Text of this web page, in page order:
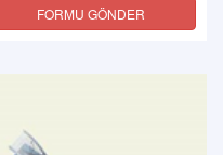
FORMU GÖNDER